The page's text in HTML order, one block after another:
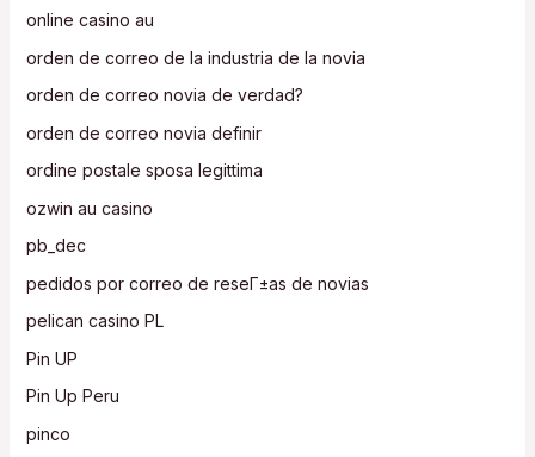
online casino au
orden de correo de la industria de la novia
orden de correo novia de verdad?
orden de correo novia definir
ordine postale sposa legittima
ozwin au casino
pb_dec
pedidos por correo de reseГ±as de novias
pelican casino PL
Pin UP
Pin Up Peru
pinco